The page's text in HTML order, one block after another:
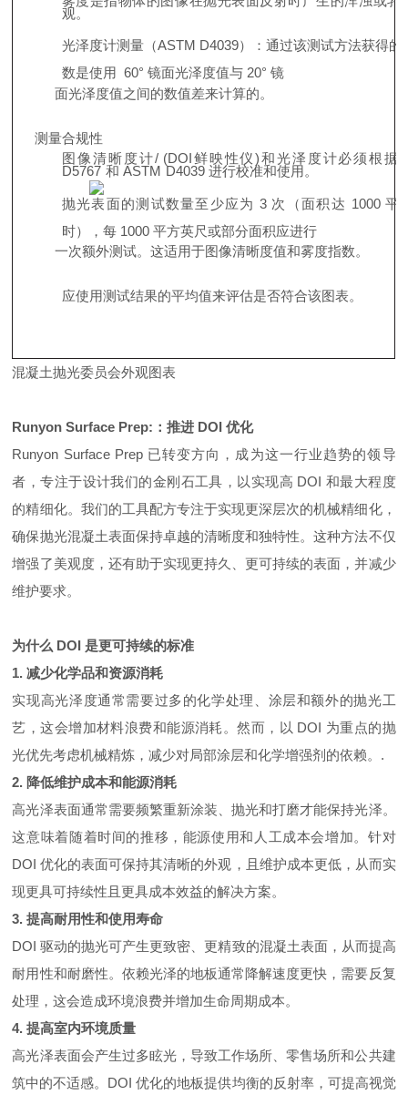
观。
光泽度计测量（ASTM D4039）：通过该测试方法获得的
数是使用 60° 镜面光泽度值与 20° 镜
面光泽度值之间的数值差来计算的。
测量合规性
图像清晰度计/ (DOI鲜映性仪)和光泽度计必须根据
D5767 和 ASTM D4039 进行校准和使用。
抛光表面的测试数量至少应为 3 次（面积达 1000 平
时），每 1000 平方英尺或部分面积应进行
一次额外测试。这适用于图像清晰度值和雾度指数。
应使用测试结果的平均值来评估是否符合该图表。
混凝土抛光委员会外观图表
Runyon Surface Prep: ：推进 DOI优化
Runyon Surface Prep 已转变方向，成为这一行业趋势的领导
者，专注于设计我们的金刚石工具，以实现高 DOI 和最大程度
的精细化。我们的工具配方专注于实现更深层次的机械精细化，
确保抛光混凝土表面保持卓越的清晰度和独特性。这种方法不仅
增强了美观度，还有助于实现更持久、更可持续的表面，并减少
维护要求。
为什么 DOI是更可持续的标准
1.减少化学品和资源消耗
实现高光泽度通常需要过多的化学处理、涂层和额外的抛光工
艺，这会增加材料浪费和能源消耗。然而，以 DOI 为重点的抛
光优先考虑机械精炼，减少对局部涂层和化学增强剂的依赖。.
2. 降低维护成本和能源消耗
高光泽表面通常需要频繁重新涂装、抛光和打磨才能保持光泽。
这意味着随着时间的推移，能源使用和人工成本会增加。针对
DOI 优化的表面可保持其清晰的外观，且维护成本更低，从而实
现更具可持续性且更具成本效益的解决方案。
3.提高耐用性和使用寿命
DOI 驱动的抛光可产生更致密、更精致的混凝土表面，从而提高
耐用性和耐磨性。依赖光泽的地板通常降解速度更快，需要反复
处理，这会造成环境浪费并增加生命周期成本。
4.提高室内环境质量
高光泽表面会产生过多眩光，导致工作场所、零售场所和公共建
筑中的不适感。DOI 优化的地板提供均衡的反射率，可提高视觉